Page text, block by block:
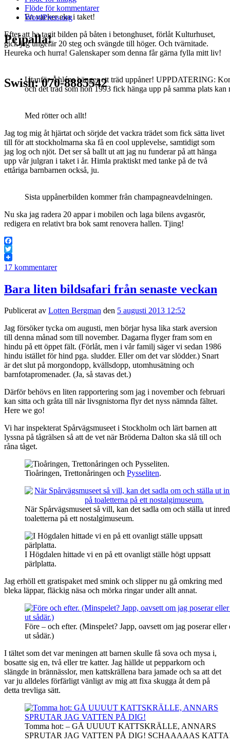
Flöde för kommentarer
WordPress.org
Pejpalla!
Swish: 070-8885542
En vacker eka i taket!
Efter att ha tagit bilden på båten i betonghuset, förlåt Kulturhuset,
gick jag ungefär 20 steg och svängde till höger. Och tvärnitade.
Heureka och hurra! Galenskaper som denna får gärna fylla mitt liv!
Utanför Åhléns hänger ett träd uppåner! UPPDATERING:
och det träd som hon 1993 fick hänga upp på samma plats kan
Med rötter och allt!
Jag tog mig åt hjärtat och sörjde det vackra trädet som fick sätta livet
till för att stockholmarna ska få en cool upplevelse, samtidigt som
jag log och njöt. Det ser så ballt ut att jag nu funderar på att hänga
upp vår julgran i taket i år. Himla praktiskt med tanke på de två
ettåriga barnbarnen också, ju.
Sista uppånerbilden kommer från champagneavdelningen.
Nu ska jag radera 20 appar i mobilen och laga bilens avgasrör,
redigera en relativt bra bok samt renovera hallen. Tjing!
Facebook
Twitter
17 kommentarer
Bara liten bildsafari från senaste veckan
Publicerat av Lotten Bergman den 5 augusti 2013 12:52
Jag försöker tycka om augusti, men börjar hysa lika stark aversion
till denna månad som till november. Dagarna flyger fram som en
hindu på ett öppet fält. (Förlåt, men i vår familj säger vi sedan 1986
hindu istället för hind pga. sludder. Eller om det var slödder.) Snart
är det slut på morgondopp, kvällsdopp, utomhusätning och
barnfotapromenader. (Ja, så stavas det.)
Därför behövs en liten rapportering som jag i november och februari
kan sitta och gråta till när livsgnistorna flyr det nyss nämnda fältet.
Here we go!
Vi har inspekterat Spårvägsmuseet i Stockholm och lärt barnen att
lyssna på tågrälsen så att de vet när Bröderna Dalton ska slå till och
råna tåget.
Tioåringen, Trettonåringen och Pysseliten.
När Spårvägsmuseet så vill, kan det sadla om och ställa ut
toaletterna på ett nostalgimuseum.
I Högdalen hittade vi en på ett ovanligt ställe högt uppsatt
pärlplatta.
Jag erhöll ett gratispaket med smink och slipper nu gå omkring med
bleka läppar, fläckig näsa och mörka ringar under allt annat.
Före – och efter. (Minspelet? Japp, oavsett om jag poserar eller
ut sådär.)
I tältet som det var meningen att barnen skulle få sova och mysa i,
bosatte sig en, två eller tre katter. Jag hällde ut pepparkorn och
slängde in brännässlor, men kattskrällena bara jamade och sa att det
var ju alldeles förfärligt vänligt av mig att fixa skugga åt dem på
detta trevliga sätt.
Tomma hot: – GÅ UUUUT KATTSKRÄLLE, ANNARS
SPRUTAR JAG VATTEN PÅ DIG! SCHAAAAAS